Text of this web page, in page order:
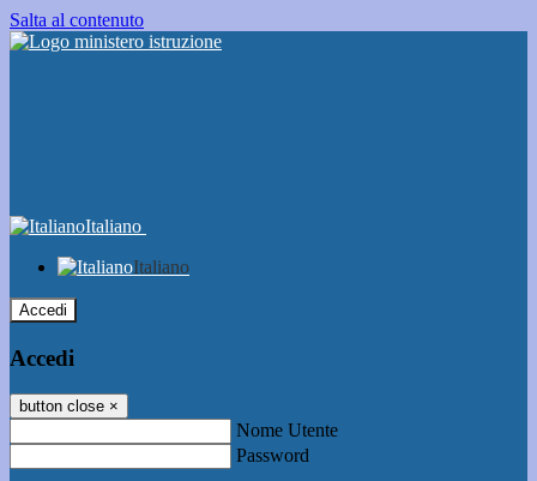
Salta al contenuto
Italiano
Italiano
Accedi
Accedi
button close ×
Nome Utente
Password